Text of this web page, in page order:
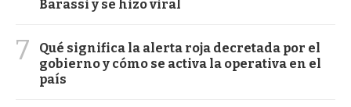
Barassi y se hizo viral
7
Qué significa la alerta roja decretada por el
gobierno y cómo se activa la operativa en el
país